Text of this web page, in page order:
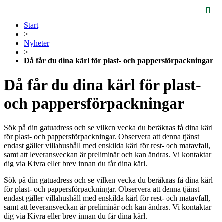
Start
>
Nyheter
>
Då får du dina kärl för plast- och pappersförpackningar
Då får du dina kärl för plast-
och pappersförpackningar
Sök på din gatuadress och se vilken vecka du beräknas få dina kärl
för plast- och pappersförpackningar. Observera att denna tjänst
endast gäller villahushåll med enskilda kärl för rest- och matavfall,
samt att leveransveckan är preliminär och kan ändras. Vi kontaktar
dig via Kivra eller brev innan du får dina kärl.
Sök på din gatuadress och se vilken vecka du beräknas få dina kärl
för plast- och pappersförpackningar. Observera att denna tjänst
endast gäller villahushåll med enskilda kärl för rest- och matavfall,
samt att leveransveckan är preliminär och kan ändras. Vi kontaktar
dig via Kivra eller brev innan du får dina kärl.